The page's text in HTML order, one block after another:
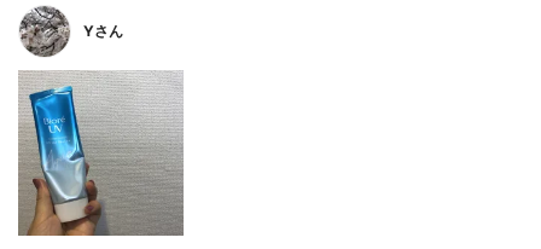
Yさん